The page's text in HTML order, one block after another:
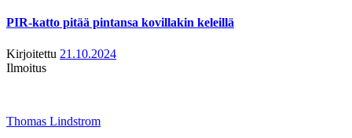
PIR-katto pitää pintansa kovillakin keleillä
Kirjoitettu 21.10.2024
Ilmoitus
Thomas Lindstrom